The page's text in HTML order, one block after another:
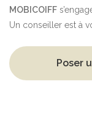
MOBICOIFF
Un conseiller est à
Poser